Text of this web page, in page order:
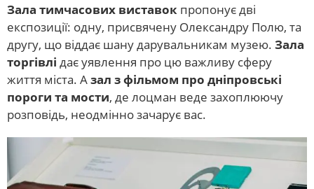
Зала тимчасових виставок пропонує дві
експозиції: одну, присвячену Олександру Полю, та
другу, що віддає шану дарувальникам музею. Зала
торгівлі дає уявлення про цю важливу сферу
життя міста. Азал з фільмом про дніпровські
пороги та мости, де лоцман веде захоплюючу
розповідь, неодмінно зачарує вас.